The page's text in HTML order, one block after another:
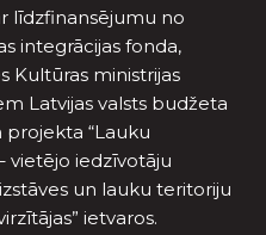
līdzfinansējumu no
integrācijas fonda,
Kultūras ministrijas
Latvijas valsts budžeta
“Lauku
vietējo iedzīvotāju
un lauku teritoriju
ietvaros.